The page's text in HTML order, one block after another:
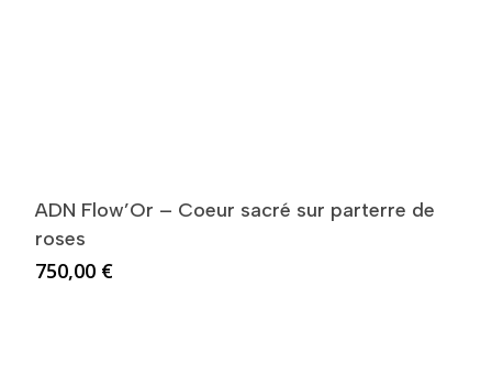
ADN Flow’Or – Coeur sacré sur parterre de
roses
750,00 €